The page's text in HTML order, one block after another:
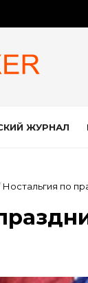
ЖУРНАЛ
Ностальгия по